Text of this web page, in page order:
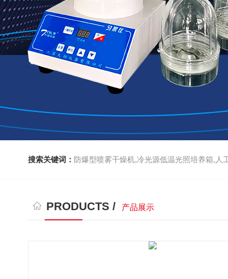
搜索关键词： 防爆型喷雾干燥机,冷光源低温光照培养箱,人
PRODUCTS / 产品展示